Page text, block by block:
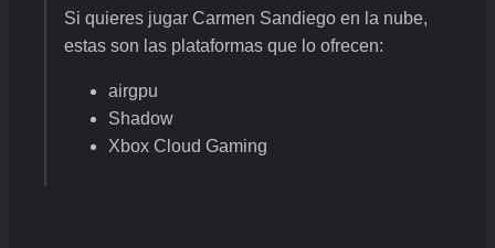
Si quieres jugar Carmen Sandiego en la nube,
estas son las plataformas que lo ofrecen:
airgpu
Shadow
Xbox Cloud Gaming